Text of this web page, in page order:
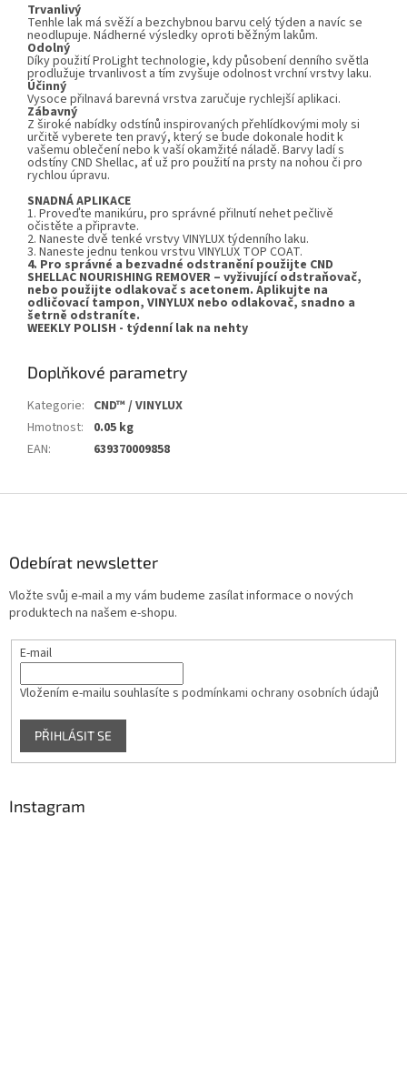
Trvanlivý
Tenhle lak má svěží a bezchybnou barvu celý týden a navíc se
neodlupuje. Nádherné výsledky oproti běžným lakům.
Odolný
Díky použití ProLight technologie, kdy působení denního světla
prodlužuje trvanlivost a tím zvyšuje odolnost vrchní vrstvy laku.
Účinný
Vysoce přilnavá barevná vrstva zaručuje rychlejší aplikaci.
Zábavný
Z široké nabídky odstínů inspirovaných přehlídkovými moly si
určitě vyberete ten pravý, který se bude dokonale hodit k
vašemu oblečení nebo k vaší okamžité náladě. Barvy ladí s
odstíny CND Shellac, ať už pro použití na prsty na nohou či pro
rychlou úpravu.
SNADNÁ APLIKACE
1. Proveďte manikúru, pro správné přilnutí nehet pečlivě
očistěte a připravte.
2. Naneste dvě tenké vrstvy VINYLUX týdenního laku.
3. Naneste jednu tenkou vrstvu VINYLUX TOP COAT.
4. Pro správné a bezvadné odstranění použijte CND
SHELLAC NOURISHING REMOVER – vyživující odstraňovač,
nebo použijte odlakovač s acetonem. Aplikujte na
odličovací tampon, VINYLUX nebo odlakovač, snadno a
šetrně odstraníte.
WEEKLY POLISH - týdenní lak na nehty
Doplňkové parametry
Kategorie: CND™ / VINYLUX
Hmotnost:
0.05 kg
EAN: 639370009858
Odebírat newsletter
Vložte svůj e-mail a my vám budeme zasílat informace o nových
produktech na našem e-shopu.
E-mail
Vložením e-mailu souhlasíte s podmínkami ochrany osobních údajů
PŘIHLÁSIT SE
Instagram